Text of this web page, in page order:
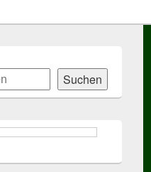
Suchen